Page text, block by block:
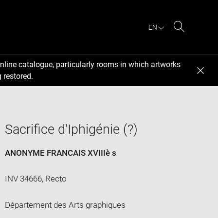
EN
catalogue, particularly rooms in which artworks
restored.
Sacrifice d'Iphigénie (?)
ANONYME FRANCAIS XVIIIè s
INV 34666, Recto
Département des Arts graphiques